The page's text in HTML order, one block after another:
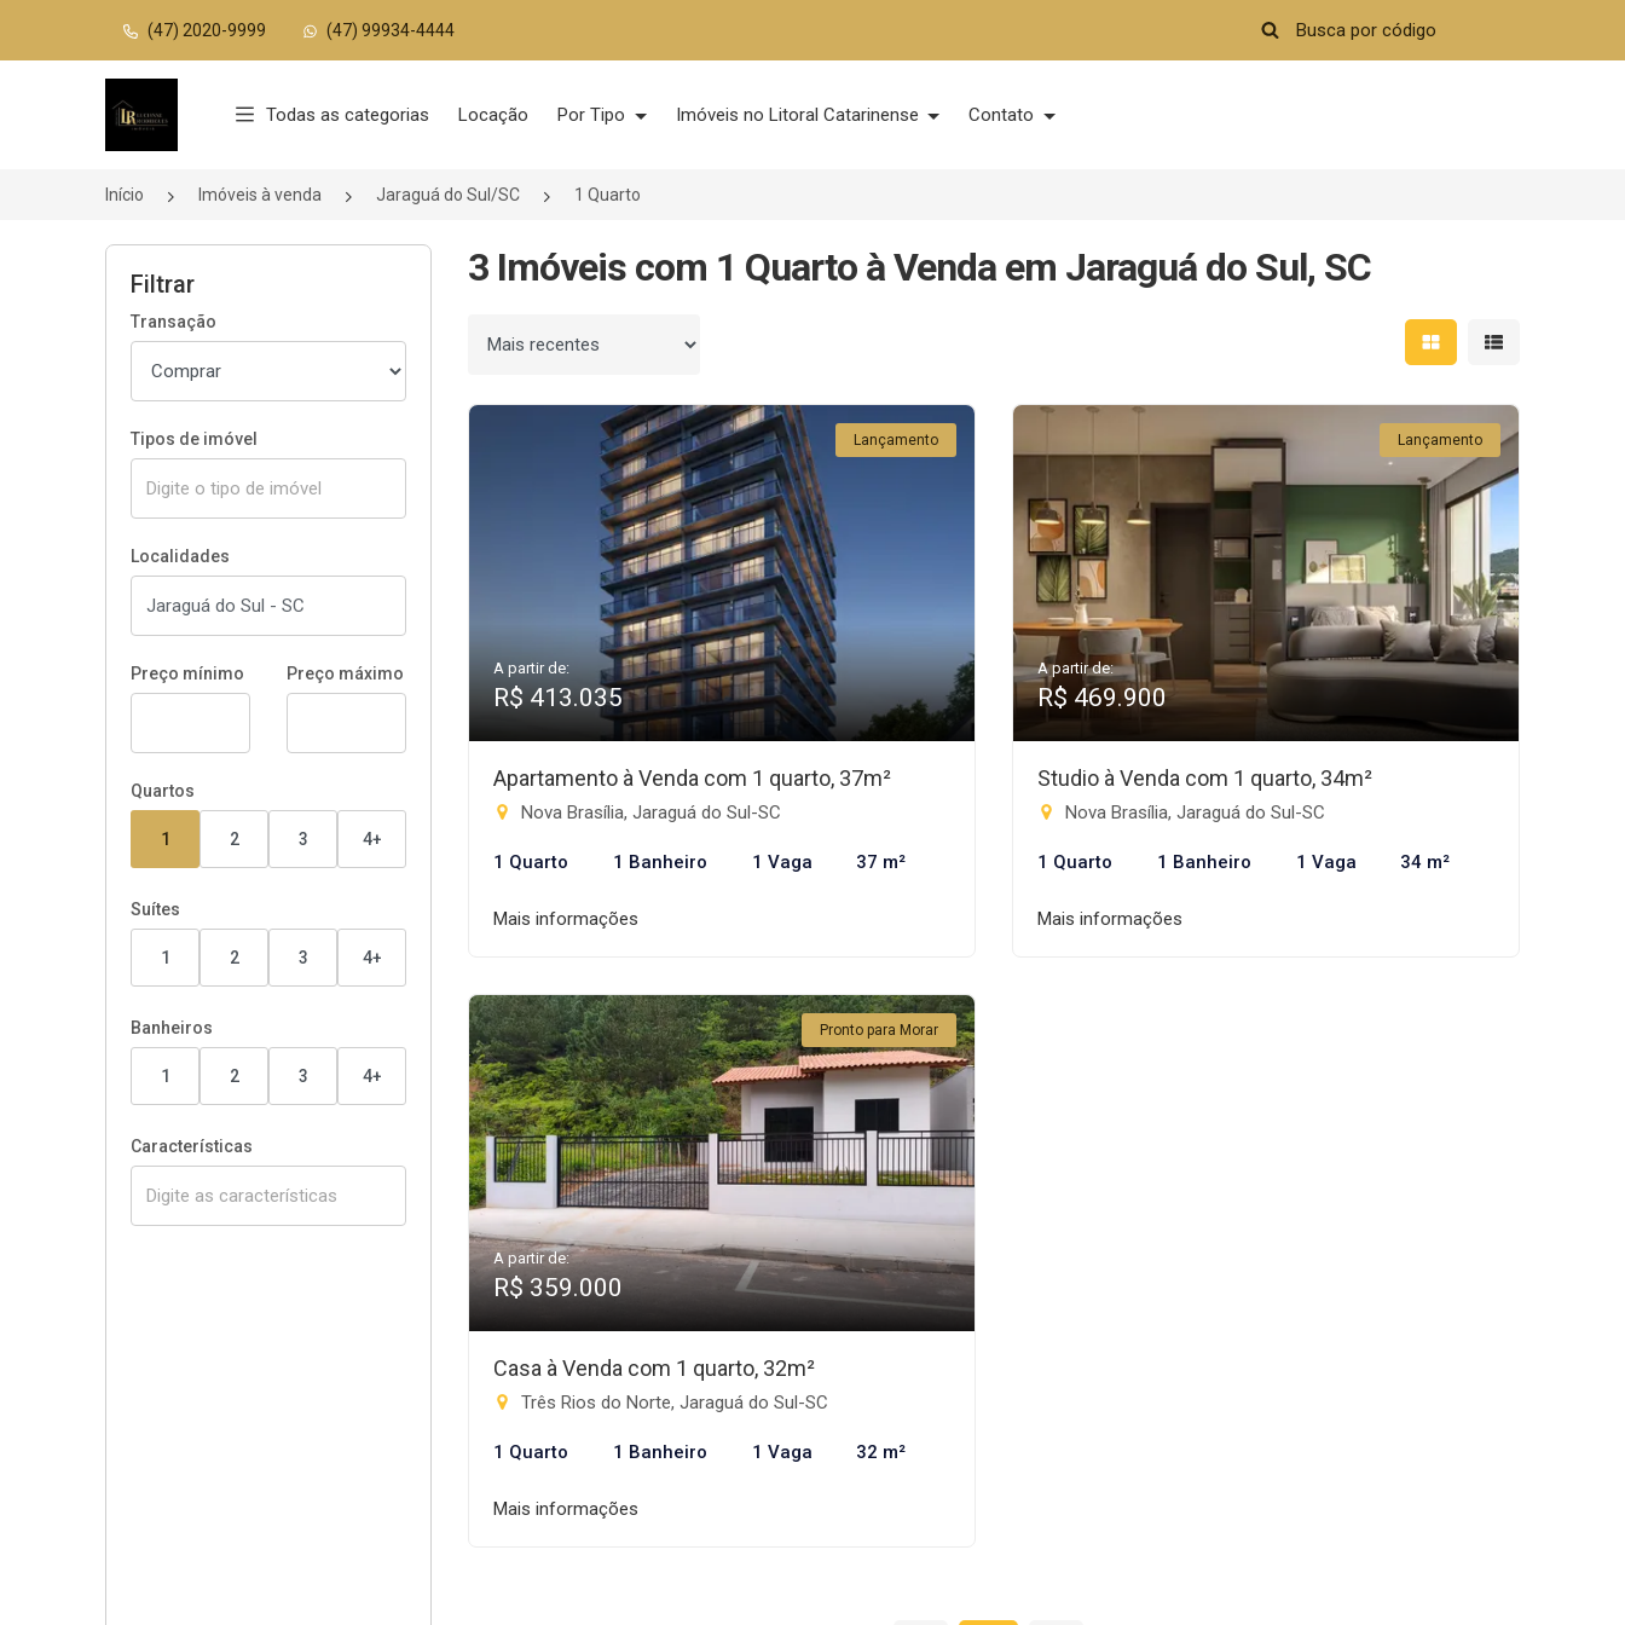
(47) 2020-9999 (47) 99934-4444
Página inicial
Todas as categorias Locação Por Tipo Imóveis no Litoral Catarinense Contato
Início Imóveis à venda Jaraguá do Sul/SC 1 Quarto
Filtrar
Transação
Tipos de imóvel
Localidades
Preço mínimo Preço máximo
Quartos
1 2 3 4+
Suítes
1 2 3 4+
Banheiros
1 2 3 4+
Características
3 Imóveis com 1 Quarto à Venda em Jaraguá do Sul, SC
Ordenar por Mostrar resultados em
Mostrar
Lançamento
A partir de:
R$ 413.035
Apartamento à Venda com 1 quarto, 37m²
Nova Brasília, Jaraguá do Sul-SC
1 Quarto 1 Banheiro 1 Vaga 37 m²
Mais informações
Lançamento
A partir de:
R$ 469.900
Studio à Venda com 1 quarto, 34m²
Nova Brasília, Jaraguá do Sul-SC
1 Quarto 1 Banheiro 1 Vaga 34 m²
Mais informações
Pronto para Morar
A partir de:
R$ 359.000
Casa à Venda com 1 quarto, 32m²
Três Rios do Norte, Jaraguá do Sul-SC
1 Quarto 1 Banheiro 1 Vaga 32 m²
Mais informações